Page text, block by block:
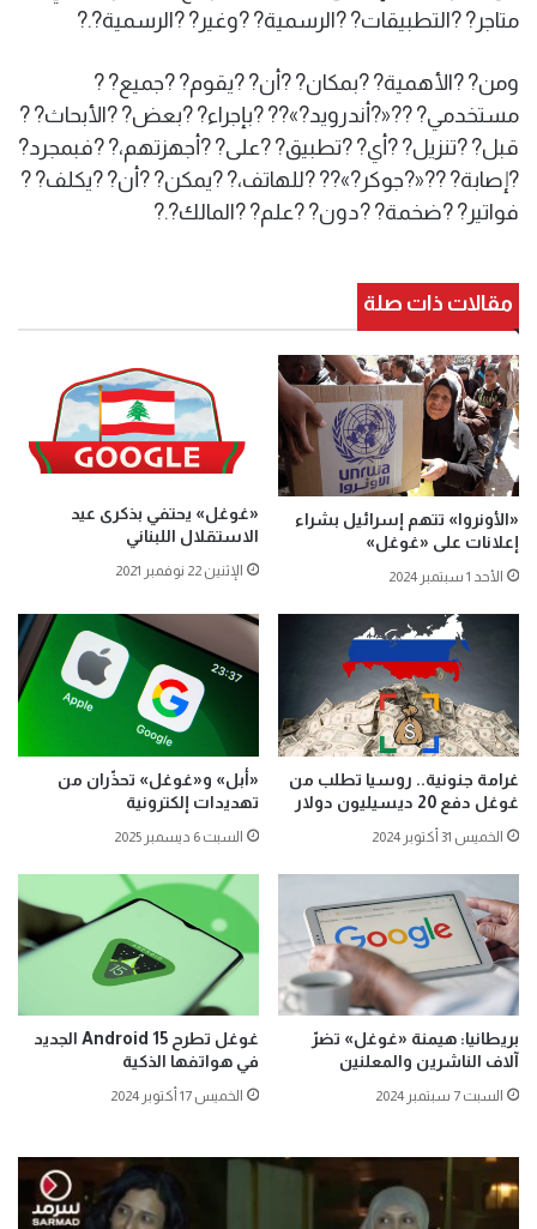
متاجر? ?التطبيقات? ?الرسمية? ?وغير? ?الرسمية?.?
ومن? ?الأهمية? ?بمكان? ?أن? ?يقوم? ?جميع? ?
مستخدمي? ??«?أندرويد?»?? ?بإجراء? ?بعض? ?الأبحاث? ?
قبل? ?تنزيل? ?أي? ?تطبيق? ?على? ?أجهزتهم،? ?فبمجرد?
?إصابة? ??«?جوكر?»?? ?للهاتف،? ?يمكن? ?أن? ?يكلف? ?
فواتير? ?ضخمة? ?دون? ?علم? ?المالك?.?
مقالات ذات صلة
«الأونروا» تتهم إسرائيل بشراء
إعلانات على «غوغل»
الأحد 1 سبتمبر 2024
«غوغل» يحتفي بذكرى عيد
الاستقلال اللبناني
الإثنين 22 نوفمبر 2021
غرامة جنونية.. روسيا تطلب من
غوغل دفع 20 ديسيليون دولار
الخميس 31 أكتوبر 2024
«أبل» و«غوغل» تحذّران من
تهديدات إلكترونية
السبت 6 ديسمبر 2025
بريطانيا: هيمنة «غوغل» تضرّ
آلاف الناشرين والمعلنين
السبت 7 سبتمبر 2024
غوغل تطرح Android 15 الجديد
في هواتفها الذكية
الخميس 17 أكتوبر 2024